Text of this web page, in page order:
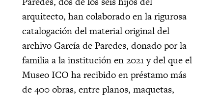
arquitecto, han colaborado en la rigurosa
catalogación del material original del
archivo García de Paredes, donado por la
familia a la institución en 2021 y del que el
Museo ICO ha recibido en préstamo más
de 400 obras, entre planos, maquetas,